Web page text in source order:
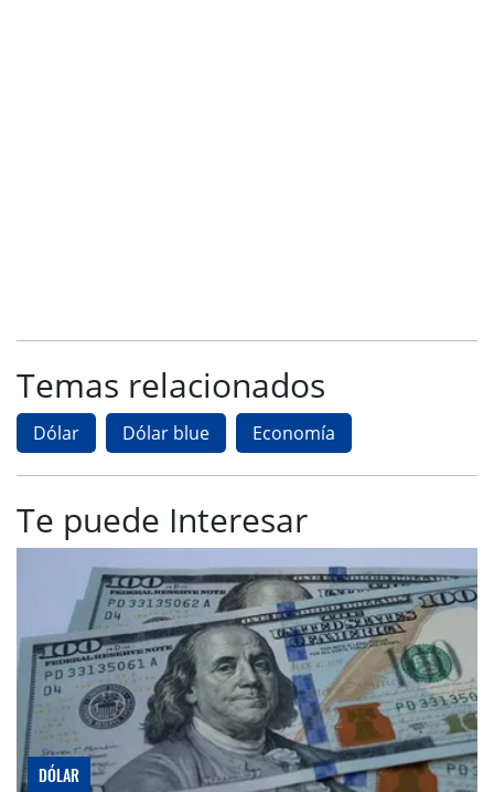
Temas relacionados
Dólar Dólar blue Economía
Te puede Interesar
DÓLAR